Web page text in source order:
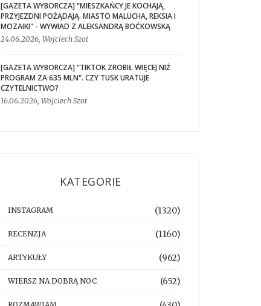
[GAZETA WYBORCZA] "MIESZKAŃCY JE KOCHAJĄ,
PRZYJEZDNI POŻĄDAJĄ. MIASTO MALUCHA, REKSIA I
MOZAIKI" - WYWIAD Z ALEKSANDRĄ BOĆKOWSKĄ
24.06.2026, Wojciech Szot
[GAZETA WYBORCZA] "TIKTOK ZROBIŁ WIĘCEJ NIŻ
PROGRAM ZA 635 MLN". CZY TUSK URATUJE
CZYTELNICTWO?
16.06.2026, Wojciech Szot
KATEGORIE
INSTAGRAM (1320)
RECENZJA (1160)
ARTYKUŁY (962)
WIERSZ NA DOBRĄ NOC (652)